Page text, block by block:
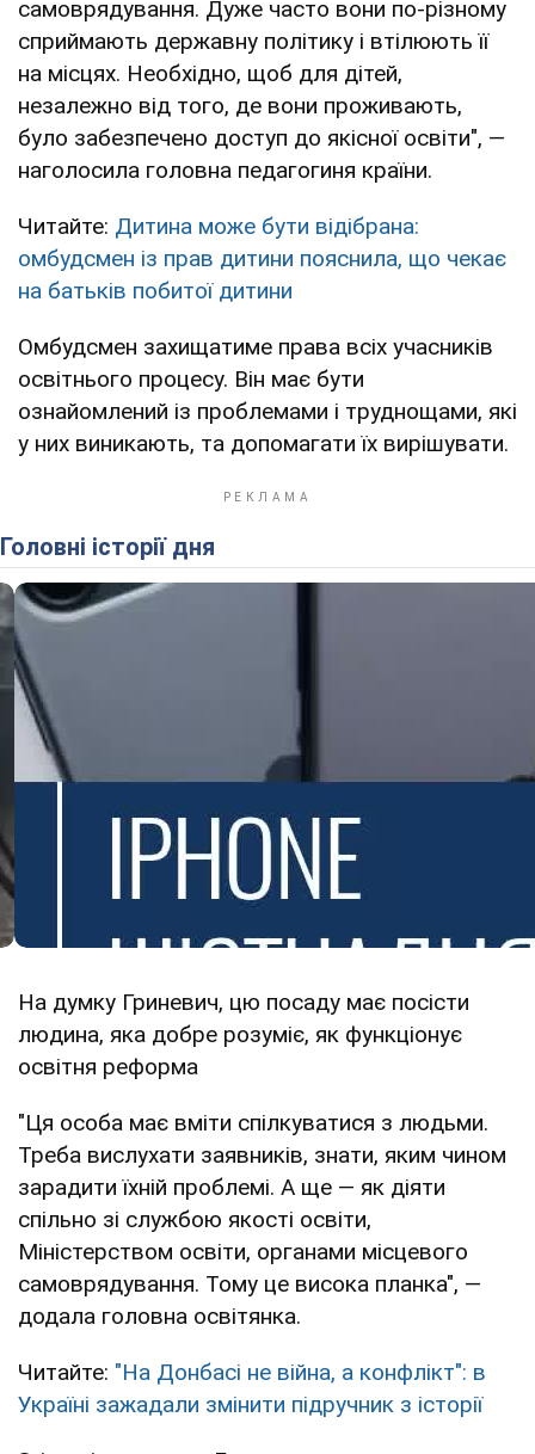
самоврядування. Дуже часто вони по-різному
сприймають державну політику і втілюють її
на місцях. Необхідно, щоб для дітей,
незалежно від того, де вони проживають,
було забезпечено доступ до якісної освіти", —
наголосила головна педагогиня країни.
Читайте: Дитина може бути відібрана:
омбудсмен із прав дитини пояснила, що чекає
на батьків побитої дитини
Омбудсмен захищатиме права всіх учасників
освітнього процесу. Він має бути
ознайомлений із проблемами і труднощами, які
у них виникають, та допомагати їх вирішувати.
Головні історії дня
На думку Гриневич, цю посаду має посісти
людина, яка добре розуміє, як функціонує
освітня реформа
"Ця особа має вміти спілкуватися з людьми.
Треба вислухати заявників, знати, яким чином
зарадити їхній проблемі. А ще — як діяти
спільно зі службою якості освіти,
Міністерством освіти, органами місцевого
самоврядування. Тому це висока планка", —
додала головна освітянка.
Читайте: "На Донбасі не війна, а конфлікт": в
Україні зажадали змінити підручник з історії